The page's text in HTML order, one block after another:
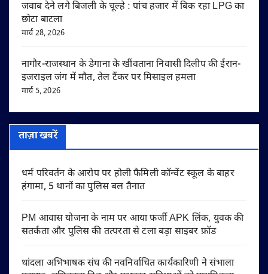
जवाब देने लगे बिजली के चूल्हे : पांच हजार में बिक रहा LPG का
छोटा बाटला
मार्च 28, 2026
नागौर-राजस्थान के डेगाना के खींवताना निवासी दिलीप की ईरान-
इजराइल जंग में मौत, तेल टैंकर पर मिसाइल हमला
मार्च 5, 2026
ताज़ा खबरें
धर्म परिवर्तन के आरोप पर होली फैमिली कॉन्वेंट स्कूल के बाहर
हंगामा, 5 थानों का पुलिस बल तैनात
PM आवास योजना के नाम पर आया फर्जी APK लिंक, युवक की
सतर्कता और पुलिस की तत्परता से टला बड़ा साइबर फ्रॉड
थांदला अभिभाषक संघ की नवनिर्वाचित कार्यकारिणी ने संभाला